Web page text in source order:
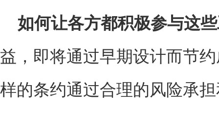
如何让各方都积极参与这
益，即将通过早期设计而节
样的条约通过合理的风险承